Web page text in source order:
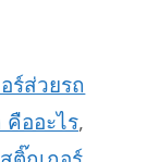
ร์ส่วยรถ
คืออะไร,